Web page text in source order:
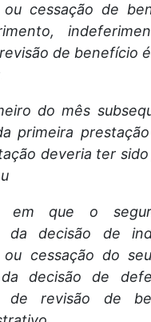
ou cessação de
de benefício
do mês
primeira
deveria ter
que o
da decisão de
ou cessação do
decisão de
de revisão de